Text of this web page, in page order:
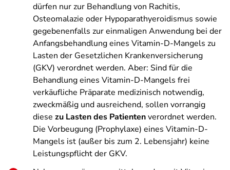
dürfen nur zur Behandlung von Rachitis,
Osteomalazie oder Hypoparathyeroidismus sowie
gegebenenfalls zur einmaligen Anwendung bei der
Anfangsbehandlung eines Vitamin-D-Mangels zu
Lasten der Gesetzlichen Krankenversicherung
(GKV) verordnet werden. Aber: Sind für die
Behandlung eines Vitamin-D-Mangels frei
verkäufliche Präparate medizinisch notwendig,
zweckmäßig und ausreichend, sollen vorrangig
diese zu Lasten des Patientenverordnet werden.
Die Vorbeugung (Prophylaxe) eines Vitamin-D-
Mangels ist (außer bis zum 2. Lebensjahr) keine
Leistungspflicht der GKV.